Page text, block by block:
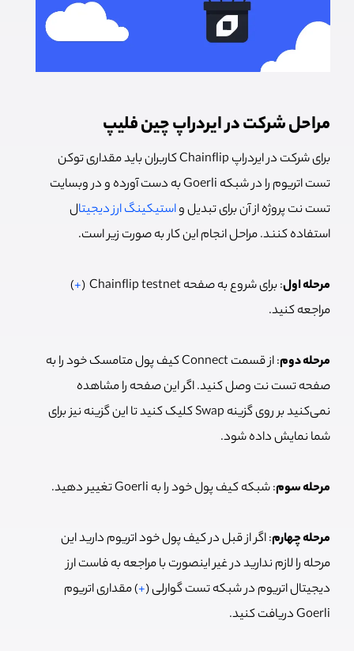
مراحل شرکت در ایردراپ چین فلیپ
برای شرکت در ایردراپ Chainflip کاربران باید مقداری توکن
تست اتریوم را در شبکه Goerli به دست آورده و در وبسایت
تست نت پروژه از آن برای تبدیل واستیکینگ ارز دیجیتال
استفاده کنند. مراحل انجام این کار به صورت زیر است.
مرحله اول: برای شروع به صفحه Chainflip testnet ( +
)
مراجعه کنید.
مرحله دوم
: از قسمت Connect کیف پول متامسک خود را به
صفحه تست نت وصل کنید. اگر این صفحه را مشاهده
نمی‌کنید بر روی گزینه Swap کلیک کنید تا این گزینه نیز برای
شما نمایش داده شود.
مرحله سوم: شبکه کیف پول خود را به Goerli تغییر دهید.
مرحله چهارم: اگر از قبل در کیف پول خود اتریوم دارید این
مرحله را لازم ندارید در غیر اینصورت با مراجعه به فاست ارز
دیجیتال اتریوم در شبکه تست گوارلی (+) مقداری اتریوم
Goerli دریافت کنید.